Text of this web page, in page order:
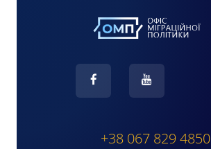
+38 067 829 4850